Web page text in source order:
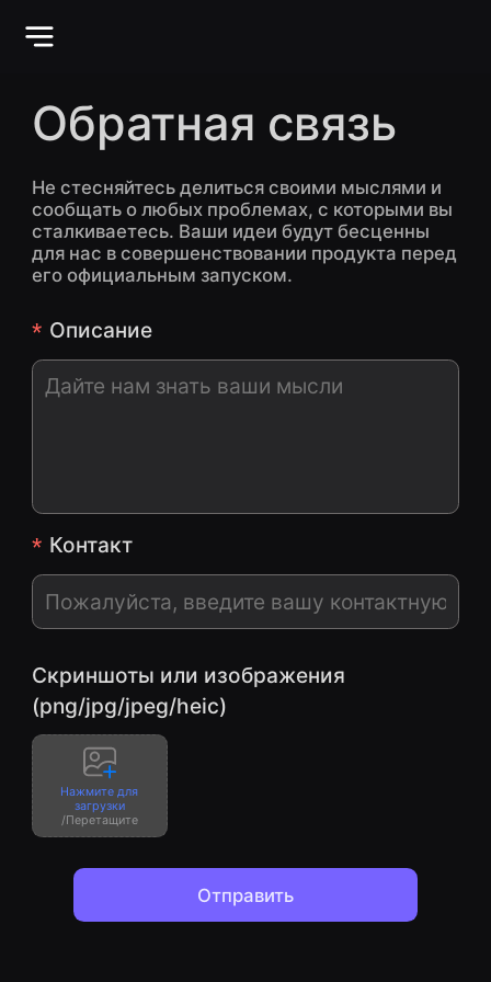
Обратная связь
Не стесняйтесь делиться своими мыслями и
сообщать о любых проблемах, с которыми вы
сталкиваетесь. Ваши идеи будут бесценны
для нас в совершенствовании продукта перед
его официальным запуском.
Описание
Контакт
Скриншоты или изображения
(png/jpg/jpeg/heic)
Нажмите для
загрузки
/Перетащите
Отправить